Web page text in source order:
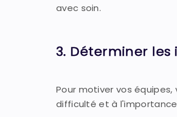
avec soin.
3. Déterminer
Pour motiver vos
difficulté et à